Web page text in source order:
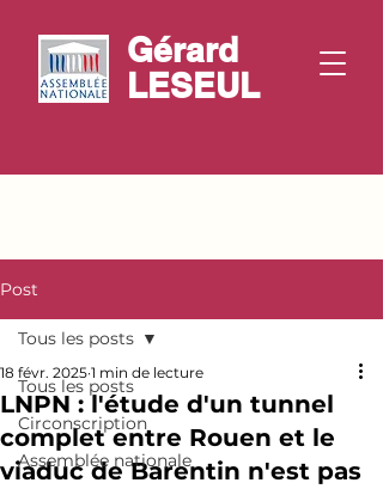
Gérard
LESEUL
Post
Tous les posts
Circonscription
Assemblée nationale
Tous les posts
LNPN : l'étude d'un tunnel
complet entre Rouen et le
viaduc de Barentin n'est pas
18 févr. 2025 1 min de lecture